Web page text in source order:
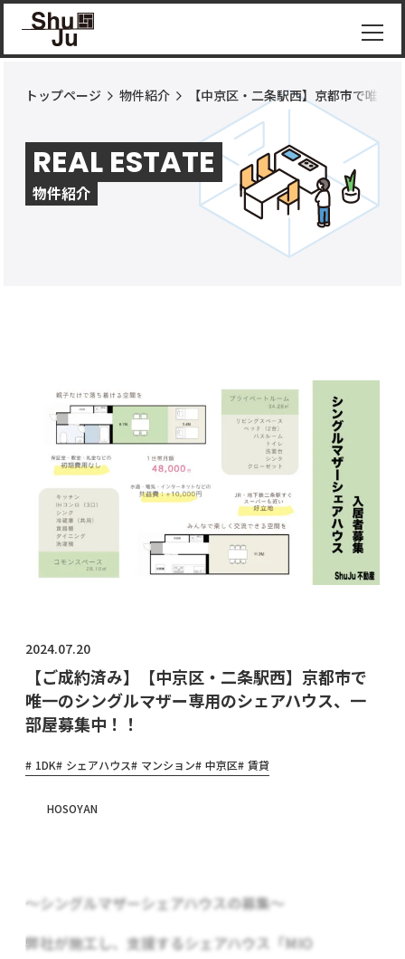
物件
ShuJu
につ
いて
物件オ
ー・管
理会社
トップページ 物件紹介 【中京区・二条駅西】京都市で唯一
REAL ESTATE
物件紹介
2024.07.20
【ご成約済み】【中京区・二条駅西】京都市で
唯一のシングルマザー専用のシェアハウス、一
部屋募集中！！
1DK シェアハウス マンション 中京区 賃貸
HOSOYAN
〜シングルマザーシェアハウスの募集〜
弊社が施工し、支援するシェアハウス「MIO